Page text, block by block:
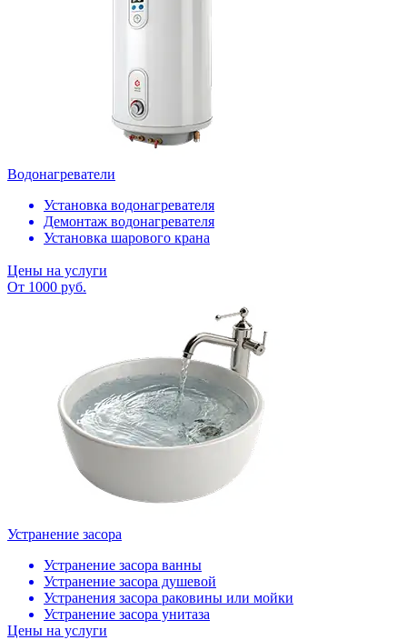
Водонагреватели
Установка водонагревателя
Демонтаж водонагревателя
Установка шарового крана
Цены на услуги
От 1000 руб.
Устранение засора
Устранение засора ванны
Устранение засора душевой
Устранения засора раковины или мойки
Устранение засора унитаза
Цены на услуги